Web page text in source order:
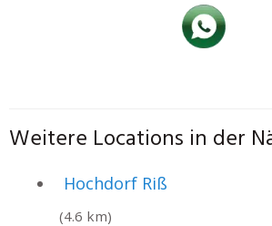
Weitere Locations in der
Hochdorf Riß
(4.6 km)